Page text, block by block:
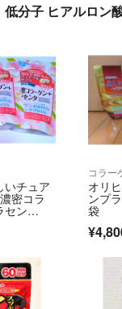
分子 ヒアルロン
いチュア
密コラ
セン
袋
コラー
オリ
ンプ
袋